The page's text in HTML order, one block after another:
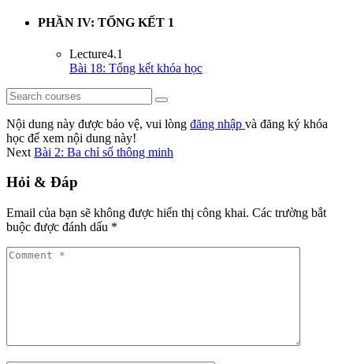
PHẦN IV: TỔNG KẾT 1
Lecture4.1
Bài 18: Tổng kết khóa học
Nội dung này được bảo vệ, vui lòng đăng nhập và đăng ký khóa
học để xem nội dung này!
Next Bài 2: Ba chỉ số thông minh
Hỏi & Đáp
Email của bạn sẽ không được hiển thị công khai. Các trường bắt
buộc được đánh dấu *